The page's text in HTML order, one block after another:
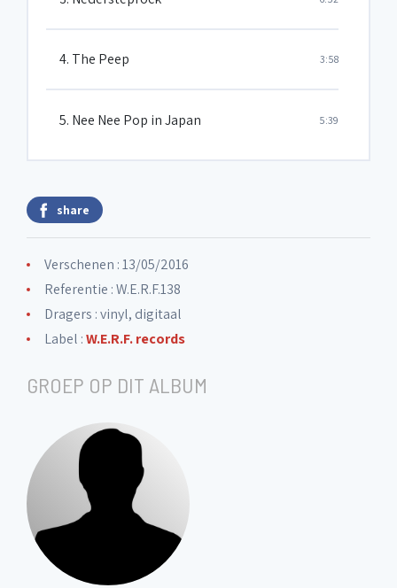
4. The Peep 3:58
5. Nee Nee Pop in Japan 5:39
share
Verschenen : 13/05/2016
Referentie : W.E.R.F.138
Dragers : vinyl, digitaal
Label :W.E.R.F. records
GROEP OP DIT ALBUM